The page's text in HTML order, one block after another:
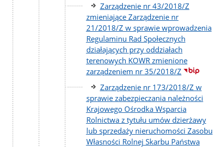
Zarządzenie nr 43/2018/Z
zmieniające Zarządzenie nr
21/2018/Z w sprawie wprowadzenia
Regulaminu Rad Społecznych
działających przy oddziałach
terenowych KOWR zmienione
zarządzeniem nr 35/2018/Z
Zarządzenie nr 173/2018/Z w
sprawie zabezpieczania należności
Krajowego Ośrodka Wsparcia
Rolnictwa z tytułu umów dzierżawy
lub sprzedaży nieruchomości Zasobu
Własności Rolnej Skarbu Państwa